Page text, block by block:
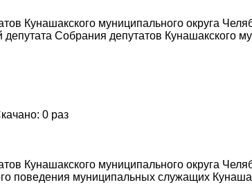
Кунашакского муниципального округа
Собрания депутатов Кунашакского
0 раз
Кунашакского муниципального округа
поведения муниципальных служащих